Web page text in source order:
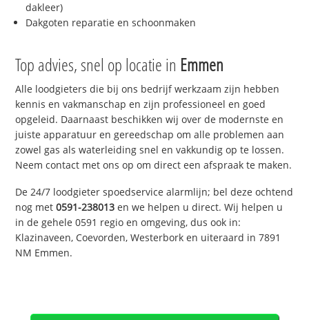
dakleer)
Dakgoten reparatie en schoonmaken
Top advies, snel op locatie in Emmen
Alle loodgieters die bij ons bedrijf werkzaam zijn hebben
kennis en vakmanschap en zijn professioneel en goed
opgeleid. Daarnaast beschikken wij over de modernste en
juiste apparatuur en gereedschap om alle problemen aan
zowel gas als waterleiding snel en vakkundig op te lossen.
Neem contact met ons op om direct een afspraak te maken.
De 24/7 loodgieter spoedservice alarmlijn; bel deze ochtend
nog met0591-238013 en we helpen u direct. Wij helpen u
in de gehele 0591 regio en omgeving, dus ook in:
Klazinaveen, Coevorden, Westerbork en uiteraard in 7891
NM Emmen.